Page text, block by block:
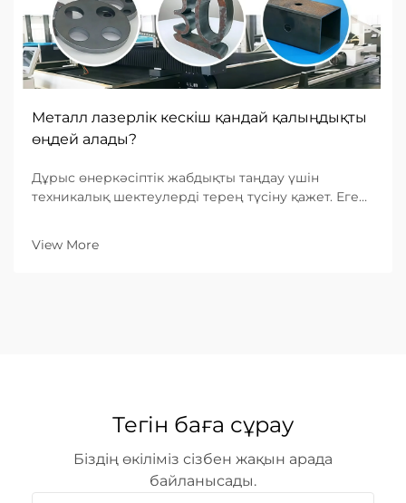
Металл лазерлік кескіш қандай қалыңдықты
өңдей алады?
Дұрыс өнеркәсіптік жабдықты таңдау үшін
техникалық шектеулерді терең түсіну қажет. Егер
сұрақтардың бірі: «Бұл машина қандай ең үлкен
View More
Тегін баға сұрау
Біздің өкіліміз сізбен жақын арада
байланысады.